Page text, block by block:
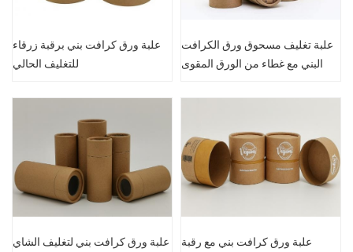
علبة ورق كرافت بني برقبة زرقاء
للتغليف الحالي
علبة تغليف مسحوق ورق الكرافت
البني مع غطاء من الورق المقوى
علبة ورق كرافت بني لتغليف الشاي
علبة ورق كرافت بني مع رقبة